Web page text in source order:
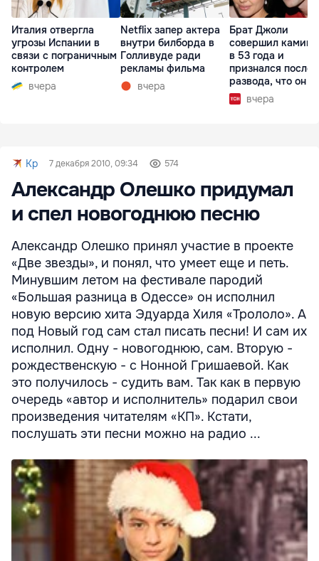
Италия отвергла
угрозы Испании в
связи с пограничным
контролем
вчера
Netflix запер актера
внутри билборда в
Голливуде ради
рекламы фильма
вчера
Брат Джоли
совершил
в 53 года и
признался после
развода, что он
вчера
Kp 7 декабря 2010, 09:34 574
Александр Олешко придумал
и спел новогоднюю песню
Александр Олешко принял участие в проекте
«Две звезды», и понял, что умеет еще и петь.
Минувшим летом на фестивале пародий
«Большая разница в Одессе» он исполнил
новую версию хита Эдуарда Хиля «Трололо». А
под Новый год сам стал писать песни! И сам их
исполнил. Одну - новогоднюю, сам. Вторую -
рождественскую - с Нонной Гришаевой. Как
это получилось - судить вам. Так как в первую
очередь «автор и исполнитель» подарил свои
произведения читателям «КП». Кстати,
послушать эти песни можно на радио ...